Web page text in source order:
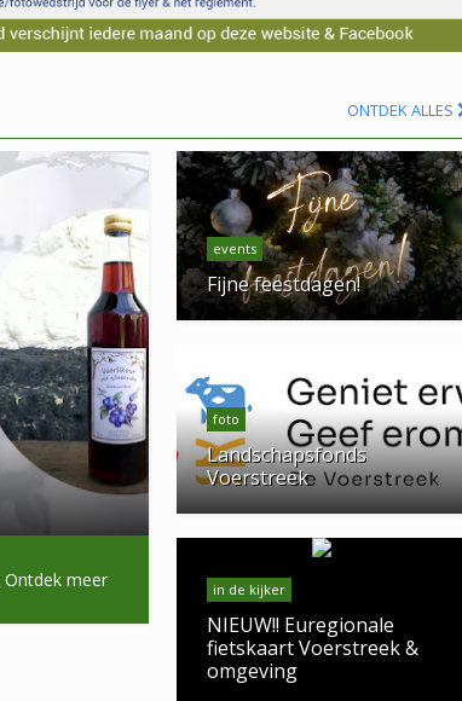
ONTDEK ALLES
Ontdek meer
events
Fijne feestdagen!
foto
Landschapsfonds
Voerstreek
in de kijker
NIEUW!! Euregionale
fietskaart Voerstreek &
omgeving